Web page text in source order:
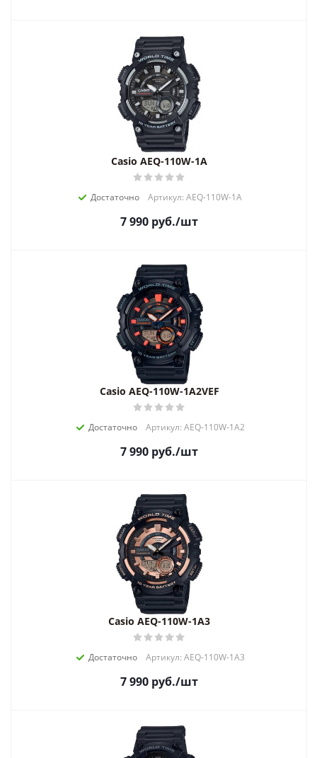
Casio AEQ-110W-1A
Достаточно Артикул: AEQ-110W-1A
7 990 руб./шт
Casio AEQ-110W-1A2VEF
Достаточно Артикул: AEQ-110W-1A2
7 990 руб./шт
Casio AEQ-110W-1A3
Достаточно Артикул: AEQ-110W-1A3
7 990 руб./шт